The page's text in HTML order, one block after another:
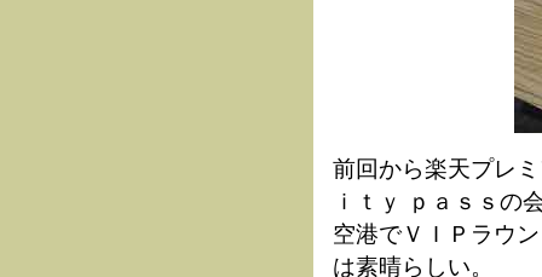
前回から楽天プレ
ｉｔｙ ｐａｓｓの
空港でＶＩＰラウ
は素晴らしい。